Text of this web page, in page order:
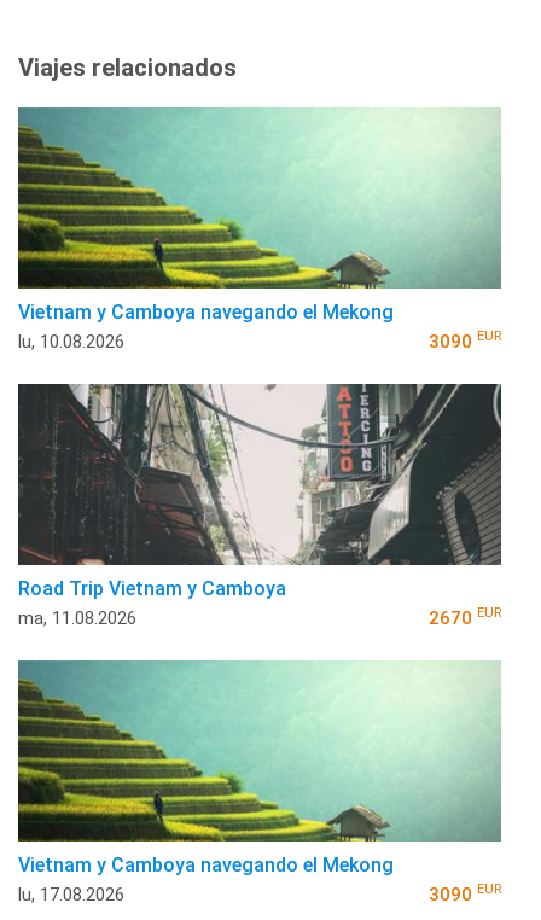
Viajes relacionados
Vietnam y Camboya navegando el Mekong
lu, 10.08.2026 3090 EUR
Road Trip Vietnam y Camboya
ma, 11.08.2026 2670 EUR
Vietnam y Camboya navegando el Mekong
lu, 17.08.2026 3090 EUR